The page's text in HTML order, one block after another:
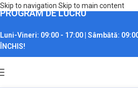
Skip to navigation Skip to main content
PROGRAM DE LUCRU
Luni-Vineri: 09:00 - 17:00 | Sâmbătă:
ÎNCHIS!